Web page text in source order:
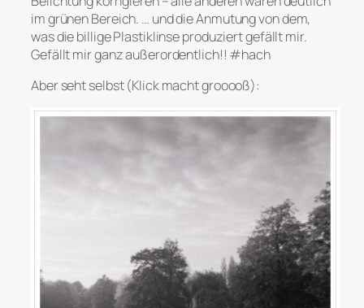
im grünen Bereich. … und die Anmutung von dem,
was die billige Plastiklinse produziert gefällt mir.
Gefällt mir ganz außerordentlich!! #hach
Aber seht selbst (Klick macht grooooß):